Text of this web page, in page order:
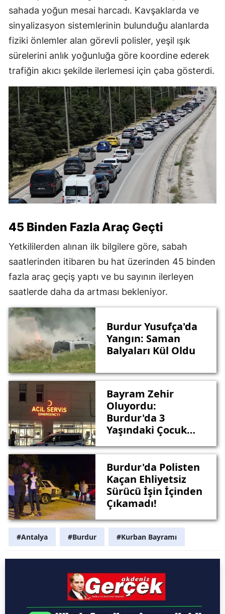
sahada yoğun mesai harcadı. Kavşaklarda ve
sinyalizasyon sistemlerinin bulunduğu alanlarda
fiziki önlemler alan görevli polisler, yeşil ışık
sürelerini anlık yoğunluğa göre koordine ederek
trafiğin akıcı şekilde ilerlemesi için çaba gösterdi.
45 Binden Fazla Araç Geçti
Yetkililerden alınan ilk bilgilere göre, sabah
saatlerinden itibaren bu hat üzerinden 45 binden
fazla araç geçiş yaptı ve bu sayının ilerleyen
saatlerde daha da artması bekleniyor.
Burdur Yusufça'da
Yangın: Saman
Balyaları Kül Oldu
Bayram Zehir
Oluyordu:
Burdur'da 3
Yaşındaki Çocuk
Burdur'da Polisten
Kaçan Ehliyetsiz
Sürücü İşin İçinden
Çıkamadı!
#Antalya #Burdur #Kurban Bayramı